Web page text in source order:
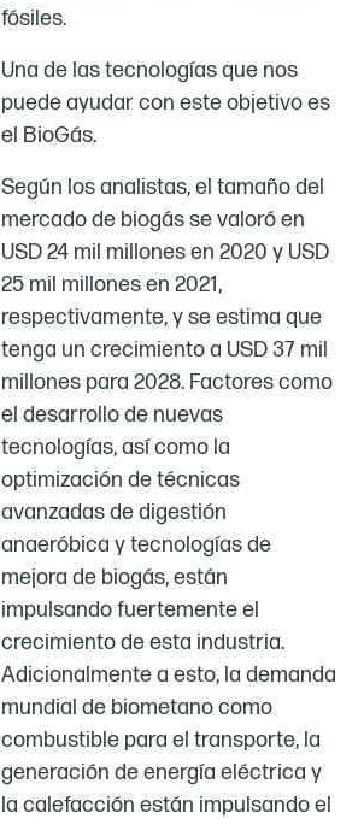
fósiles.
Una de las tecnologías que nos
puede ayudar con este objetivo es
el BioGás.
Según los analistas, el tamaño del
mercado de biogás se valoró en
USD 24 mil millones en 2020 y USD
25 mil millones en 2021,
respectivamente, y se estima que
tenga un crecimiento a USD 37 mil
millones para 2028. Factores como
el desarrollo de nuevas
tecnologías, así como la
optimización de técnicas
avanzadas de digestión
anaeróbica y tecnologías de
mejora de biogás, están
impulsando fuertemente el
crecimiento de esta industria.
Adicionalmente a esto, la demanda
mundial de biometano como
combustible para el transporte, la
generación de energía eléctrica y
la calefacción están impulsando el